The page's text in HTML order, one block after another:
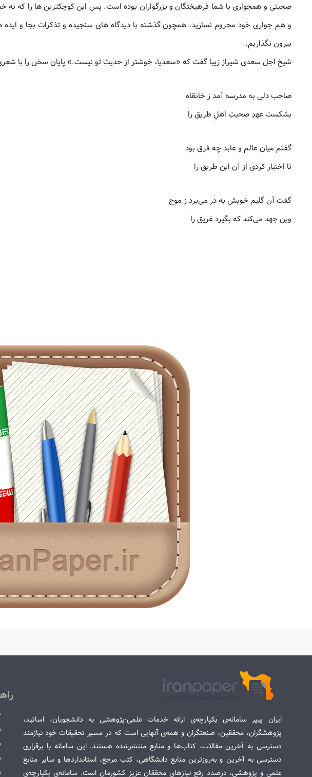
صحبتی و همجواری با شما فرهیختگان و بزرگواران بوده است. پس این کوچکترین ها را که نه
و هم جواری خود محروم نسازید. همچون گذشته با دیدگاه های سنجیده و تذکرات بجا و ایده
بیرون نگذاریم.
شیخ اجل سعدی شیراز زیبا گفت که «سعدیا، خوشتر از حدیث تو نیست.» پایان سخن را با
صاحب دلی به مدرسه آمد ز خانقاه
بشکست عهدِ صحبتِ اهلِ طریق را
گفتم میان عالم و عابد چه فرق بود
تا اختیار کردی از آن این طریق را
گفت آن گلیم خویش به در می‌برد ز موج
وین جهد می‌کند که بگیرد غریق را
ایران پیپر سامانه‌ی یکپارچه‌ی ارائه خدمات علمی-پژوهشی به دانشجویان، اساتید،
پژوهشگران، محققین، صنعتگران و همه‌ی آنهایی است که در مسیر تحقیقات خود نیازمند
دسترسی به آخرین مقالات، کتاب‌ها و منابع منتشرشده هستند. این سامانه با برقراری
دسترسی به آخرین و به‌روزترین منابع دانشگاهی، کتب مرجع، استانداردها و سایر منابع
علمی و پژوهشی، درصدد رفع نیازهای محققان عزیز کشورمان است. سامانه‌ی یکپارچه‌ی